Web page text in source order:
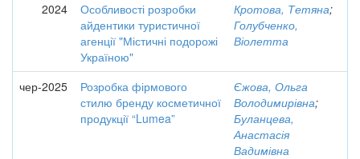
2024
Особливості розробки
айдентики туристичної
агенції "Містичні подорожі
Україною"
Кротова, Тетяна;
Голубченко,
Віолетта
чер-2025
Розробка фірмового
стилю бренду косметичної
продукції “Lumea”
Єжова, Ольга
Володимирівна;
Буланцева,
Анастасія
Вадимівна